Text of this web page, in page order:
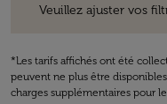
Veuillez ajuster vos
*Les tarifs affichés ont été
peuvent ne plus être
charges supplémentaires pour